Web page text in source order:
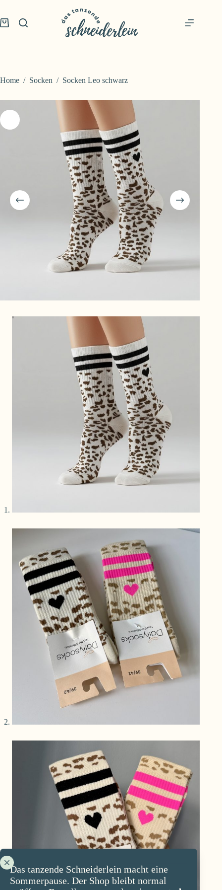
content
Das tanzende Schneiderlein macht eine
Sommerpause. Der Shop bleibt normal
Shopping
Home / Socken / Socken Leo schwarz